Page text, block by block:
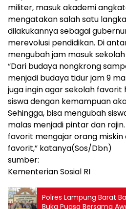
militer, masuk akademi
mengatakan salah satu
dilakukannya sebagai
merevolusi pendidikan. Di
mengubah jam masuk
“Dari budaya nongkrong
menjadi budaya tidur jam 9
juga ingin agar sekolah favorit
siswa dengan kemampuan
Sehingga, bisa mengubah
malas menjadi pintar dan
favorit mengajar orang miskin
favorit,” katanya(Sos/Dbn)
sumber:
Kementerian Sosial RI
Polres Lampung Barat
Buka Puasa Bersama